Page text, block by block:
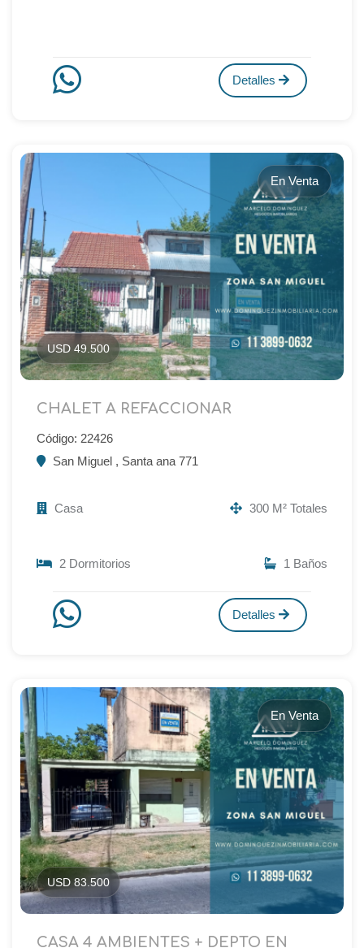
Detalles
En Venta
USD 49.500
CHALET A REFACCIONAR
Código: 22426
San Miguel , Santa ana 771
Casa 300 M² Totales
2 Dormitorios 1 Baños
Detalles
En Venta
USD 83.500
CASA 4 AMBIENTES + DEPTO EN